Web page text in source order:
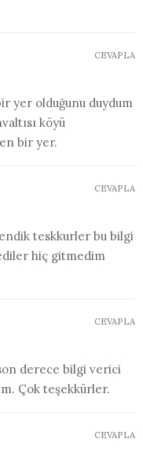
yer olduğunu duydum
köyü
bir yer.
CEVAPLA
teskkurler bu bilgi
hiç gitmedim
CEVAPLA
derece bilgi verici
Çok teşekkürler.
CEVAPLA
CEVAPLA